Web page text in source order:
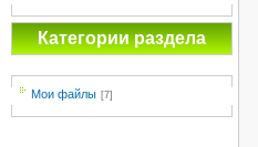
Категории раздела
Мои файлы [7]